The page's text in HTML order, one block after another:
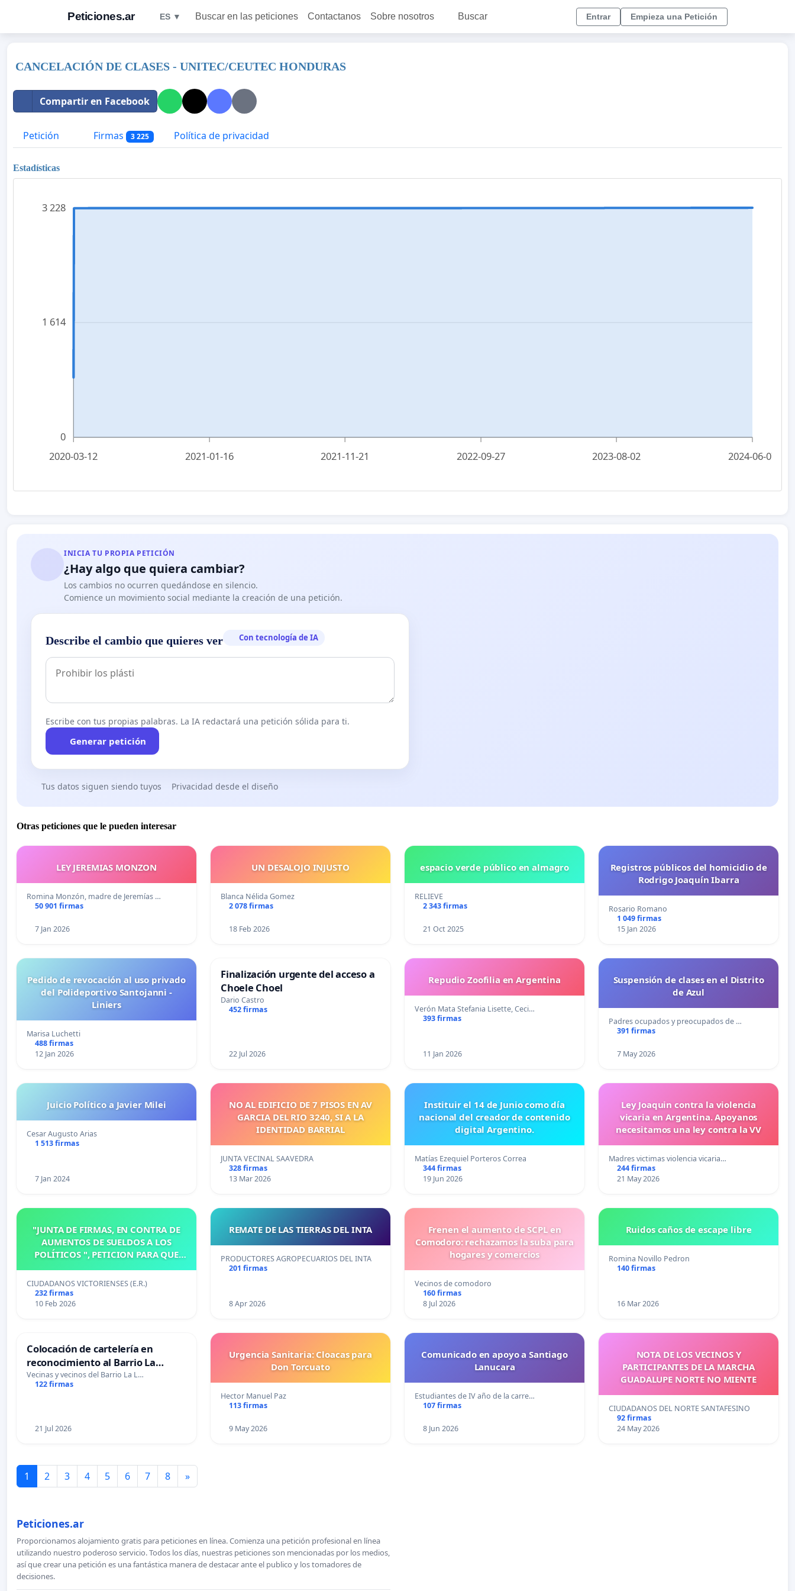
Peticiones.ar ES ▼ Buscar en las peticiones Contactanos Sobre nosotros Buscar Entrar Empieza una Petición
CANCELACIÓN DE CLASES - UNITEC/CEUTEC HONDURAS
Compartir en Facebook
Petición Firmas 3 225 Política de privacidad
Estadísticas
0
1 614
3 228
2020-03-12 2021-01-16 2021-11-21 2022-09-27 2023-08-02 2024-06-07
INICIA TU PROPIA PETICIÓN
¿Hay algo que quiera cambiar?
Los cambios no ocurren quedándose en silencio.
Comience un movimiento social mediante la creación de una petición.
Describe el cambio que quieres ver Con tecnología de IA
Escribe con tus propias palabras. La IA redactará una petición sólida para ti.
Generar petición
Tus datos siguen siendo tuyos Privacidad desde el diseño
Otras peticiones que le pueden interesar
LEY JEREMIAS MONZON
Romina Monzón, madre de Jeremías …
50 901 firmas
7 Jan 2026
UN DESALOJO INJUSTO
Blanca Nélida Gomez
2 078 firmas
18 Feb 2026
espacio verde público en almagro
RELIEVE
2 343 firmas
21 Oct 2025
Registros públicos del homicidio de
Rodrigo Joaquín Ibarra
Rosario Romano
1 049 firmas
15 Jan 2026
Pedido de revocación al uso privado
del Polideportivo Santojanni -
Liniers
Marisa Luchetti
488 firmas
12 Jan 2026
Finalización urgente del acceso a
Choele Choel
Dario Castro
452 firmas
22 Jul 2026
Repudio Zoofilia en Argentina
Verón Mata Stefania Lisette, Ceci…
393 firmas
11 Jan 2026
Suspensión de clases en el Distrito
de Azul
Padres ocupados y preocupados de …
391 firmas
7 May 2026
Juicio Político a Javier Milei
Cesar Augusto Arias
1 513 firmas
7 Jan 2024
NO AL EDIFICIO DE 7 PISOS EN AV
GARCIA DEL RIO 3240, SI A LA
IDENTIDAD BARRIAL
JUNTA VECINAL SAAVEDRA
328 firmas
13 Mar 2026
Instituir el 14 de Junio como día
nacional del creador de contenido
digital Argentino.
Matías Ezequiel Porteros Correa
344 firmas
19 Jun 2026
Ley Joaquin contra la violencia
vicaria en Argentina. Apoyanos
necesitamos una ley contra la VV
Madres victimas violencia vicaria…
244 firmas
21 May 2026
"JUNTA DE FIRMAS, EN CONTRA DE
AUMENTOS DE SUELDOS A LOS
POLÍTICOS ", PETICION PARA QUE
ORDENANZA N°1102/92, EN
VICTORIA, ENTRE RIOS
CIUDADANOS VICTORIENSES (E.R.)
232 firmas
10 Feb 2026
REMATE DE LAS TIERRAS DEL INTA
PRODUCTORES AGROPECUARIOS DEL INTA
201 firmas
8 Apr 2026
Frenen el aumento de SCPL en
Comodoro: rechazamos la suba para
hogares y comercios
Vecinos de comodoro
160 firmas
8 Jul 2026
Ruidos caños de escape libre
Romina Novillo Pedron
140 firmas
16 Mar 2026
Colocación de cartelería en
reconocimiento al Barrio La
Laguna de Trelew y sus vecinos
Vecinas y vecinos del Barrio La L…
122 firmas
21 Jul 2026
Urgencia Sanitaria: Cloacas para
Don Torcuato
Hector Manuel Paz
113 firmas
9 May 2026
Comunicado en apoyo a Santiago
Lanucara
Estudiantes de IV año de la carre…
107 firmas
8 Jun 2026
NOTA DE LOS VECINOS Y
PARTICIPANTES DE LA MARCHA
GUADALUPE NORTE NO MIENTE
CIUDADANOS DEL NORTE SANTAFESINO
92 firmas
24 May 2026
1 2 3 4 5 6 7 8 »
Peticiones.ar
Proporcionamos alojamiento gratis para peticiones en línea. Comienza una petición profesional en línea
utilizando nuestro poderoso servicio. Todos los días, nuestras peticiones son mencionadas por los medios,
así que crear una petición es una fantástica manera de destacar ante el publico y los tomadores de
decisiones.